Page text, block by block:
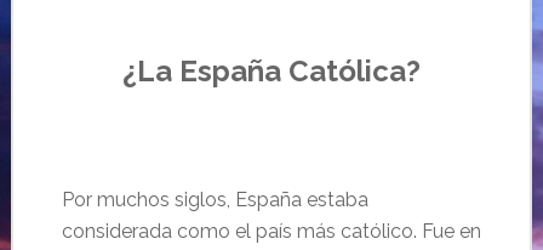
¿La España Católica?
Por muchos siglos, España estaba
considerada como el país más católico. Fue en